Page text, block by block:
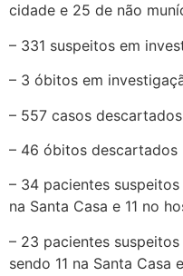
cidade e 25 de não
– 331 suspeitos em
– 3 óbitos em
– 557 casos descartados
– 46 óbitos descartados
– 34 pacientes
na Santa Casa e 11 no
– 23 pacientes
sendo 11 na Santa Casa